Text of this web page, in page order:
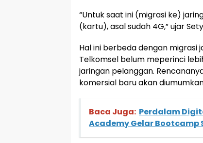
“Untuk saat ini (migrasi ke)
(kartu), asal sudah 4G,” ujar
Hal ini berbeda dengan migrasi
Telkomsel belum meperinci
jaringan pelanggan.
komersial baru akan
Baca Juga: Perdalam
Academy Gelar Bootcamp